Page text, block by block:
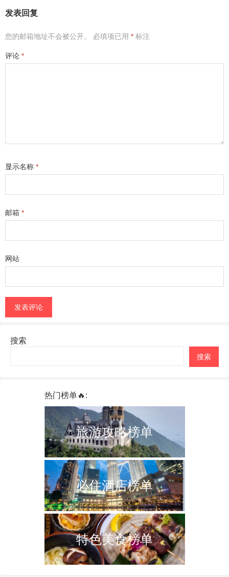
发表回复
您的邮箱地址不会被公开。 必填项已用 * 标注
评论 *
显示名称 *
邮箱 *
网站
搜索
搜索
热门榜单🔥:
旅游攻略榜单
必住酒店榜单
特色美食榜单